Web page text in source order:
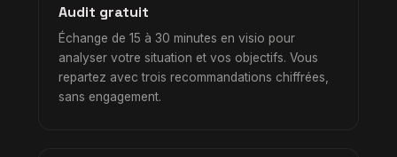
Audit gratuit
Échange de 15 à 30 minutes en visio pour
analyser votre situation et vos objectifs. Vous
repartez avec trois recommandations chiffrées,
sans engagement.